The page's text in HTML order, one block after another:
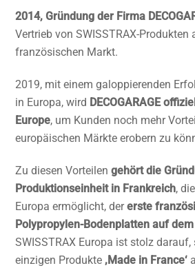
2014, Gründung der Firma
Vertrieb von SWISSTRAX-Produkten
französischen Markt.
2019, mit einem galoppierenden
in Europa, wird DECOGARAGE
Europe, um Kunden noch mehr
europäischen Märkte erobern zu
Zu diesen Vorteilengehört die
Produktionseinheit in Frankreich,
Europa ermöglicht, dererste
Polypropylen-Bodenplatten auf
SWISSTRAX Europa ist stolz
einzigen Produkte ‚Made in France‘